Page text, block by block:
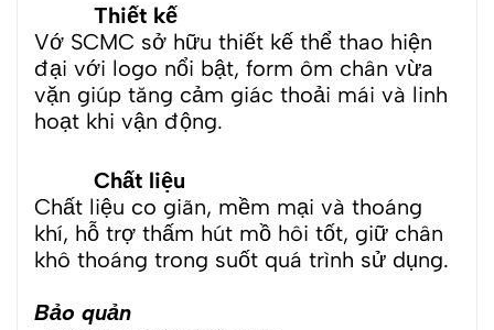
Thiết kế
Vớ SCMC sở hữu thiết kế thể thao hiện
đại với logo nổi bật, form ôm chân vừa
vặn giúp tăng cảm giác thoải mái và linh
hoạt khi vận động.
Chất liệu
Chất liệu co giãn, mềm mại và thoáng
khí, hỗ trợ thấm hút mồ hôi tốt, giữ chân
khô thoáng trong suốt quá trình sử dụng.
Bảo quản